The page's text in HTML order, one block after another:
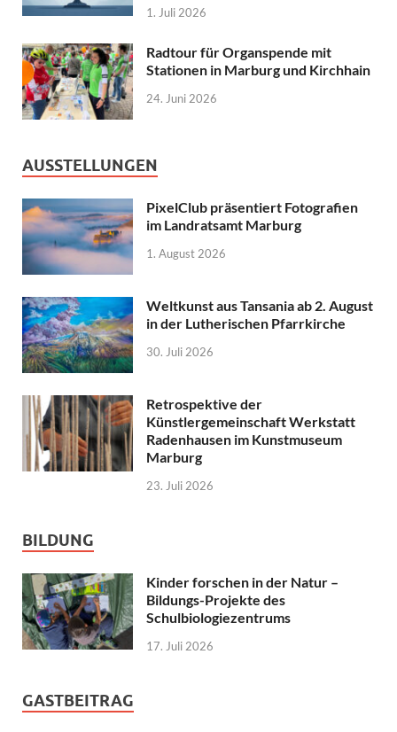
1. Juli 2026
Radtour für Organspende mit
Stationen in Marburg und Kirchhain
24. Juni 2026
AUSSTELLUNGEN
PixelClub präsentiert Fotografien
im Landratsamt Marburg
1. August 2026
Weltkunst aus Tansania ab 2. August
in der Lutherischen Pfarrkirche
30. Juli 2026
Retrospektive der
Künstlergemeinschaft Werkstatt
Radenhausen im Kunstmuseum
Marburg
23. Juli 2026
BILDUNG
Kinder forschen in der Natur –
Bildungs-Projekte des
Schulbiologiezentrums
17. Juli 2026
GASTBEITRAG